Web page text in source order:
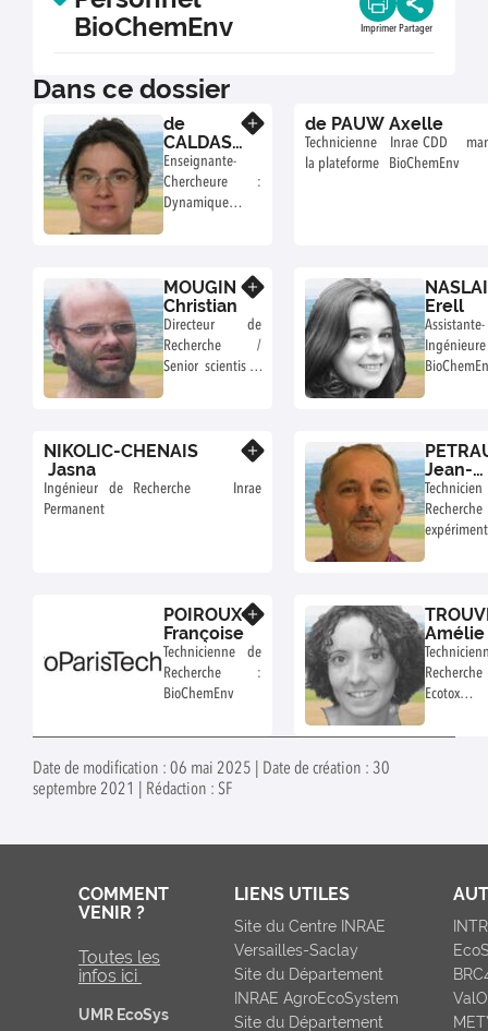
BioChemEnv
Imprimer Partager
Dans ce dossier
de
CALDAS
Thérèse
Enseignante-
Chercheure :
Dynamique et
de PAUW Axelle
Technicienne Inrae CDD
la plateforme BioChemEnv
MOUGIN
Christian
Directeur de
Recherche /
Senior scientist :
Erell
Assistante-
NIKOLIC-CHENAIS
Jasna
Ingénieur de Recherche Inrae
Permanent
Jean-
Pierre
organique,
Stabilité
structurale
turricules
POIROUX
Françoise
Technicienne de
Recherche :
BioChemEnv
Amélie
Biochem-
Date de modification : 06 mai 2025 | Date de création : 30
septembre 2021 | Rédaction : SF
COMMENT
VENIR ?
Toutes les
infos ici
UMR EcoSys
LIENS UTILES
Site du Centre INRAE
Versailles-Saclay
Site du Département
INRAE AgroEcoSystem
Site du Département